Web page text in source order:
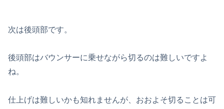
次は後頭部です。
後頭部はバウンサーに乗せながら切るのは難しいですよ
ね。
仕上げは難しいかも知れませんが、おおよそ切ることは可